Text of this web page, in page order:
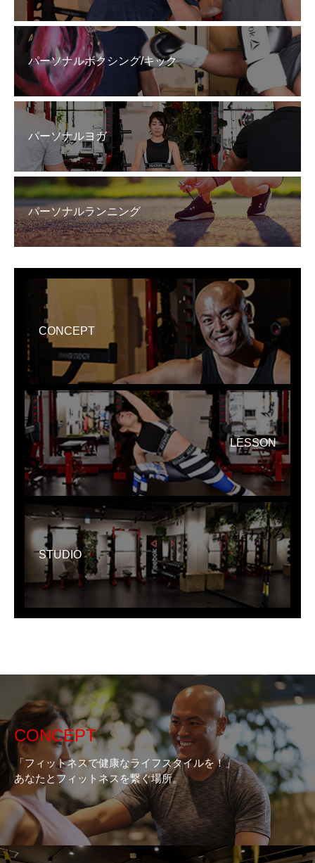
パーソナルボクシング/キック
パーソナルヨガ
パーソナルランニング
CONCEPT
LESSON
STUDIO
CONCEPT
「フィットネスで健康なライフスタイルを！」
あなたとフィットネスを繋ぐ場所。